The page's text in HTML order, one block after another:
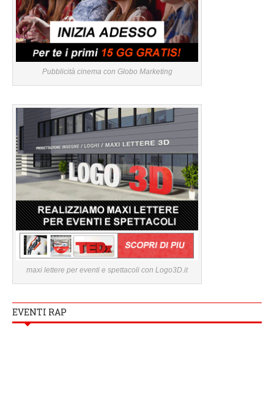
Pubblicità cinema con Globo Marketing
maxi lettere per eventi e spettacoli con Logo3D.it
EVENTI RAP